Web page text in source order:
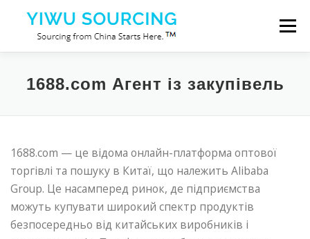
Перейти до вмісту
Меню
Послуги Місто Іу Blog Про нас
1688.com Агент із закупівель
1688.com — це відома онлайн-платформа оптової
торгівлі та пошуку в Китаї, що належить Alibaba
Group. Це насамперед ринок, де підприємства
можуть купувати широкий спектр продуктів
безпосередньо від китайських виробників і